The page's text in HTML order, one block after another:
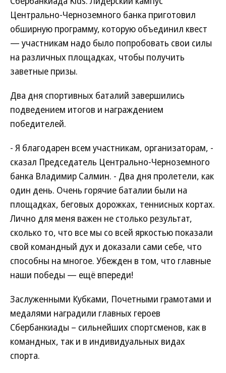
Центрально-Черноземного банка приготовил
обширную программу, которую объединил квест
— участникам надо было попробовать свои силы
на различных площадках, чтобы получить
заветные призы.
Два дня спортивных баталий завершились
подведением итогов и награждением
победителей.
- Я благодарен всем участникам, организаторам, -
сказал Председатель Центрально-Черноземного
банка Владимир Салмин. - Два дня пролетели, как
один день. Очень горячие баталии были на
площадках, беговых дорожках, теннисных кортах.
Лично для меня важен не столько результат,
сколько то, что все мы со всей яркостью показали
свой командный дух и доказали сами себе, что
способны на многое. Убежден в том, что главные
наши победы — ещё впереди!
Заслуженными Кубками, Почетными грамотами и
медалями наградили главных героев
Сбербанкиады – сильнейших спортсменов, как в
командных, так и в индивидуальных видах
спорта.